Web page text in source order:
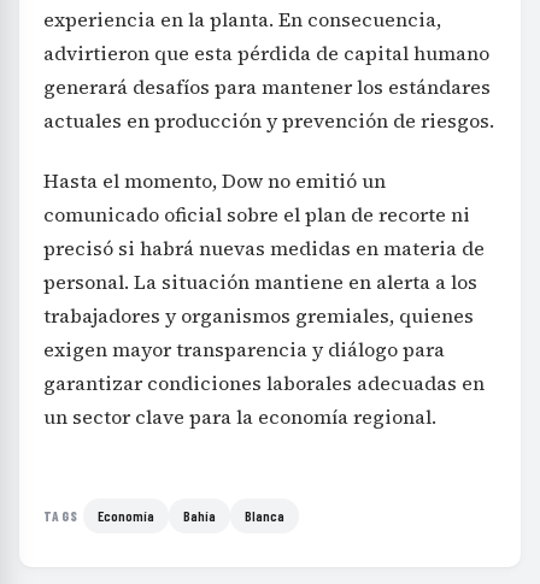
experiencia en la planta. En consecuencia,
advirtieron que esta pérdida de capital humano
generará desafíos para mantener los estándares
actuales en producción y prevención de riesgos.
Hasta el momento, Dow no emitió un
comunicado oficial sobre el plan de recorte ni
precisó si habrá nuevas medidas en materia de
personal. La situación mantiene en alerta a los
trabajadores y organismos gremiales, quienes
exigen mayor transparencia y diálogo para
garantizar condiciones laborales adecuadas en
un sector clave para la economía regional.
TAGS Economía Bahía Blanca